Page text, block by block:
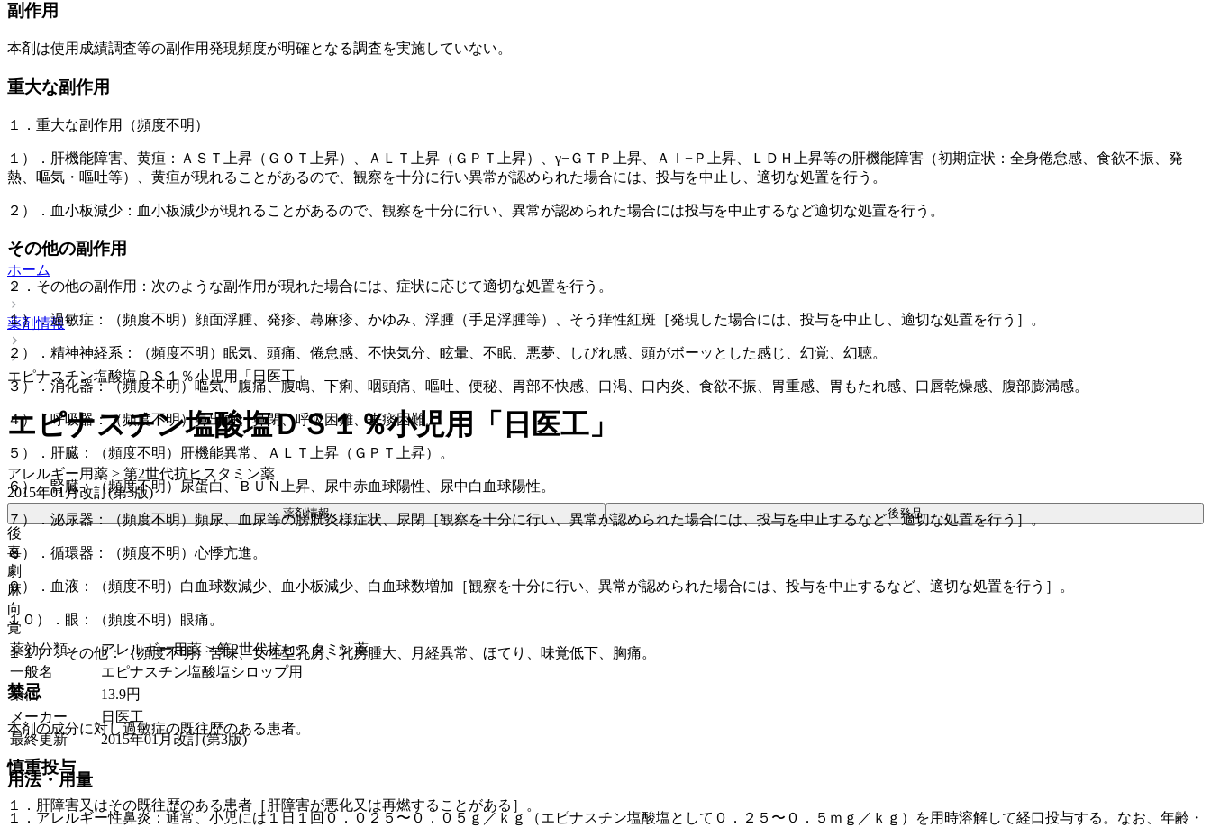
副作用
本剤は使用成績調査等の副作用発現頻度が明確となる調査を実施していない。
重大な副作用
１．重大な副作用（頻度不明）
１）．肝機能障害、黄疸：ＡＳＴ上昇（ＧＯＴ上昇）、ＡＬＴ上昇（ＧＰＴ上昇）、γ−ＧＴＰ上昇、Ａｌ−Ｐ上昇、ＬＤＨ上昇等の肝機能障害（初期症状：全身倦怠感、食欲不振、発
熱、嘔気・嘔吐等）、黄疸が現れることがあるので、観察を十分に行い異常が認められた場合には、投与を中止し、適切な処置を行う。
２）．血小板減少：血小板減少が現れることがあるので、観察を十分に行い、異常が認められた場合には投与を中止するなど適切な処置を行う。
その他の副作用
２．その他の副作用：次のような副作用が現れた場合には、症状に応じて適切な処置を行う。
１）．過敏症：（頻度不明）顔面浮腫、発疹、蕁麻疹、かゆみ、浮腫（手足浮腫等）、そう痒性紅斑［発現した場合には、投与を中止し、適切な処置を行う］。
２）．精神神経系：（頻度不明）眠気、頭痛、倦怠感、不快気分、眩暈、不眠、悪夢、しびれ感、頭がボーッとした感じ、幻覚、幻聴。
３）．消化器：（頻度不明）嘔気、腹痛、腹鳴、下痢、咽頭痛、嘔吐、便秘、胃部不快感、口渇、口内炎、食欲不振、胃重感、胃もたれ感、口唇乾燥感、腹部膨満感。
４）．呼吸器：（頻度不明）鼻出血、鼻閉、呼吸困難、去痰困難。
５）．肝臓：（頻度不明）肝機能異常、ＡＬＴ上昇（ＧＰＴ上昇）。
６）．腎臓：（頻度不明）尿蛋白、ＢＵＮ上昇、尿中赤血球陽性、尿中白血球陽性。
７）．泌尿器：（頻度不明）頻尿、血尿等の膀胱炎様症状、尿閉［観察を十分に行い、異常が認められた場合には、投与を中止するなど、適切な処置を行う］。
８）．循環器：（頻度不明）心悸亢進。
９）．血液：（頻度不明）白血球数減少、血小板減少、白血球数増加［観察を十分に行い、異常が認められた場合には、投与を中止するなど、適切な処置を行う］。
１０）．眼：（頻度不明）眼痛。
１１）．その他：（頻度不明）苦味、女性型乳房、乳房腫大、月経異常、ほてり、味覚低下、胸痛。
禁忌
本剤の成分に対し過敏症の既往歴のある患者。
慎重投与
１．肝障害又はその既往歴のある患者［肝障害が悪化又は再燃することがある］。
ホーム
薬剤情報
エピナスチン塩酸塩ＤＳ１％小児用「日医工」
エピナスチン塩酸塩ＤＳ１％小児用「日医工」
アレルギー用薬 > 第2世代抗ヒスタミン薬
2015年01月改訂(第3版)
薬剤情報 後発品
後
毒
劇
麻
向
覚
薬効分類
アレルギー用薬 > 第2世代抗ヒスタミン薬
一般名
エピナスチン塩酸塩シロップ用
薬価
13.9円
メーカー
日医工
最終更新
2015年01月改訂(第3版)
用法・用量
１．アレルギー性鼻炎：通常、小児には１日１回０．０２５〜０．０５ｇ／ｋｇ（エピナスチン塩酸塩として０．２５〜０．５ｍｇ／ｋｇ）を用時溶解して経口投与する。なお、年齢・